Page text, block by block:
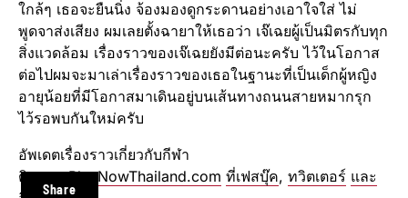
Share
ใกล้ๆ เธอจะยืนนิ่ง จ้องมองดูกระดานอย่างเอาใจใส่ ไม่
พูดจาส่งเสียง ผมเลยตั้งฉายาให้เธอว่า เจ๊เฉยผู้เป็นมิตรกับทุก
สิ่งแวดล้อม เรื่องราวของเจ๊เฉยยังมีต่อนะครับ ไว้ในโอกาส
ต่อไปผมจะมาเล่าเรื่องราวของเธอในฐานะที่เป็นเด็กผู้หญิง
อายุน้อยที่มีโอกาสมาเดินอยู่บนเส้นทางถนนสายหมากรุก
ไว้รอพบกันใหม่ครับ
อัพเดตเรื่องราวเกี่ยวกับกีฬา
ติดตามPlayNowThailand.com ที่เฟสบุ๊ค, ทวิตเตอร์ และ